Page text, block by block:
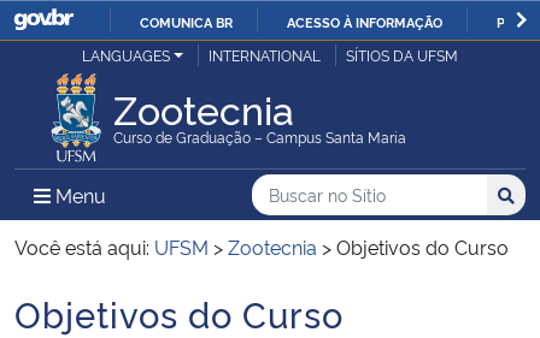
IR
O
COMUNICA BR ACESSO À INFORMAÇÃO
Ministério da Justiça e Segurança Pública
Ministério da Defesa
Ministério das Relações Exteriores
Ministério da Economia
LANGUAGES INTERNATIONAL SÍTIOS DA UFSM
Zootecnia
Curso de Graduação – Campus Santa Maria
Menu Menu Principal do Sítio
Busca
Buscar no no Sítio
Busca:
Você está aqui: UFSM >Zootecnia >Objetivos do Curso
Início do conteúdo
Objetivos do Curso